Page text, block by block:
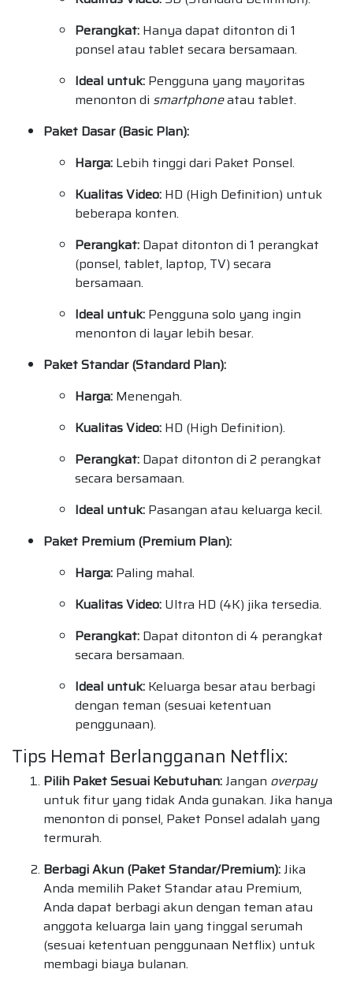
Perangkat: Hanya dapat ditonton di 1
ponsel atau tablet secara bersamaan.
Ideal untuk: Pengguna yang mayoritas
menonton di smartphoneatau tablet.
Paket Dasar (Basic Plan):
Harga: Lebih tinggi dari Paket Ponsel.
Kualitas Video: HD (High Definition) untuk
beberapa konten.
Perangkat: Dapat ditonton di 1 perangkat
(ponsel, tablet, laptop, TV) secara
bersamaan.
Ideal untuk: Pengguna solo yang ingin
menonton di layar lebih besar.
Paket Standar (Standard Plan):
Harga: Menengah.
Kualitas Video: HD (High Definition).
Perangkat: Dapat ditonton di 2 perangkat
secara bersamaan.
Ideal untuk: Pasangan atau keluarga kecil.
Paket Premium (Premium Plan):
Harga: Paling mahal.
Kualitas Video: Ultra HD (4K) jika tersedia.
Perangkat: Dapat ditonton di 4 perangkat
secara bersamaan.
Ideal untuk: Keluarga besar atau berbagi
dengan teman (sesuai ketentuan
penggunaan).
Tips Hemat Berlangganan Netflix:
Pilih Paket Sesuai Kebutuhan:Jangan overpay
untuk fitur yang tidak Anda gunakan. Jika hanya
menonton di ponsel, Paket Ponsel adalah yang
termurah.
Berbagi Akun (Paket Standar/Premium):Jika
Anda memilih Paket Standar atau Premium,
Anda dapat berbagi akun dengan teman atau
anggota keluarga lain yang tinggal serumah
(sesuai ketentuan penggunaan Netflix) untuk
membagi biaya bulanan.